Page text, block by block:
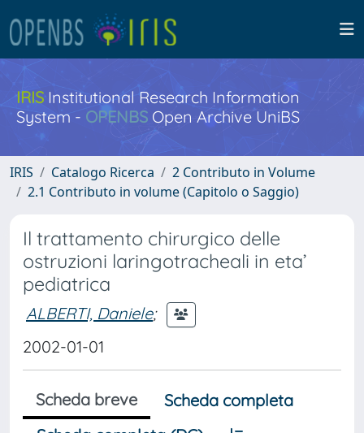
IRISInstitutional Research Information
System - OPENBS Open Archive UniBS
IRIS Catalogo Ricerca
2 Contributo in Volume
2.1 Contributo in volume (Capitolo o Saggio)
Il trattamento chirurgico delle
ostruzioni laringotracheali in eta’
pediatrica
ALBERTI, Daniele;
2002-01-01
Scheda breve
Scheda completa